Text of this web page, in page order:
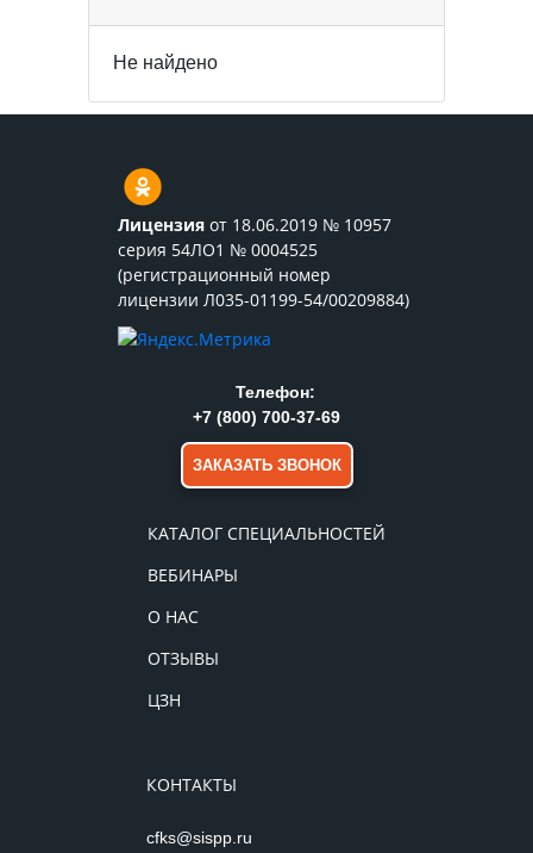
Не найдено
Лицензия от 18.06.2019 № 10957
серия 54ЛО1 № 0004525
(регистрационный номер
лицензии Л035-01199-54/00209884)
КАТАЛОГ СПЕЦИАЛЬНОСТЕЙ
ВЕБИНАРЫ
О НАС
ОТЗЫВЫ
ЦЗН
КОНТАКТЫ
cfks@sispp.ru
Телефон:
+7 (800) 700-37-69
ЗАКАЗАТЬ ЗВОНОК